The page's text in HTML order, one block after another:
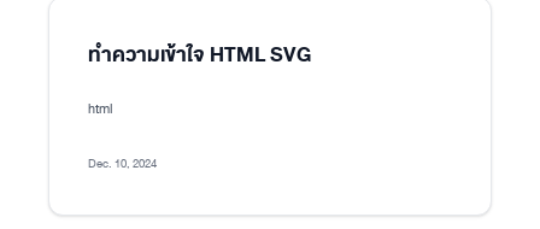
ทำความเข้าใจ HTML SVG
html
Dec. 10, 2024